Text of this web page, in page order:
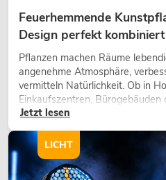
OMNITRONIC XDA-1002
Verstärker
No. 10451635
Feuerhemmende
Design perfekt kombiniert
Pflanzen machen Räume
angenehme Atmosphäre,
vermitteln Natürlichkeit. Ob in
Einkaufszentren,
eine hochwertige Begrünung
Jetzt lesen
LICHT